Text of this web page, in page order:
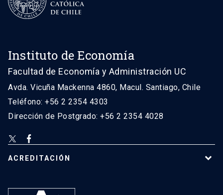
Instituto de Economía
Facultad de Economía y Administración UC
Avda. Vicuña Mackenna 4860, Macul. Santiago, Chile
Teléfono: +56 2 2354 4303
Dirección de Postgrado: +56 2 2354 4028
ACREDITACIÓN